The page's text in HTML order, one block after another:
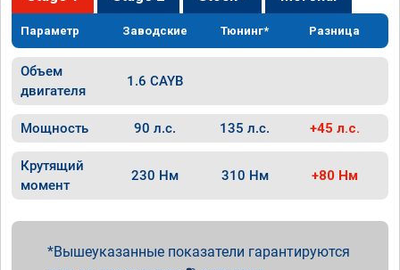
Параметр Заводские Тюнинг* Разница
Объем
двигателя
1.6 CAYB
Мощность 90 л.с. 135 л.с. +45 л.с.
Крутящий
момент
230 Нм 310 Нм +80 Нм
Вышеуказанные показатели гарантируются